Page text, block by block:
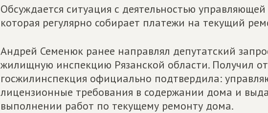
Обсуждается ситуация с деятельностью
которая регулярно собирает платежи на текущий
Андрей Семенюк ранее направлял депутатский
жилищную инспекцию Рязанской области. Получил
госжилинспекция официально подтвердила:
лицензионные требования в содержании дома и
выполнении работ по текущему ремонту дома.